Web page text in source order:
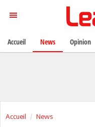
Accueil News
Accueil News Opinion